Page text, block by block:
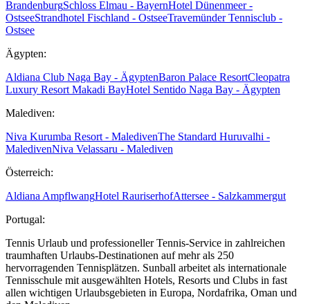
BrandenburgSchloss Elmau - BayernHotel Dünenmeer -
OstseeStrandhotel Fischland - OstseeTravemünder Tennisclub -
Ostsee
Ägypten:
Aldiana Club Naga Bay - ÄgyptenBaron Palace ResortCleopatra
Luxury Resort Makadi BayHotel Sentido Naga Bay - Ägypten
Malediven:
Niva Kurumba Resort - MaledivenThe Standard Huruvalhi -
MaledivenNiva Velassaru - Malediven
Österreich:
Aldiana AmpflwangHotel RauriserhofAttersee - Salzkammergut
Portugal:
Tennis Urlaub und professioneller Tennis-Service in zahlreichen
traumhaften Urlaubs-Destinationen auf mehr als 250
hervorragenden Tennisplätzen. Sunball arbeitet als internationale
Tennisschule mit ausgewählten Hotels, Resorts und Clubs in fast
allen wichtigen Urlaubsgebieten in Europa, Nordafrika, Oman und